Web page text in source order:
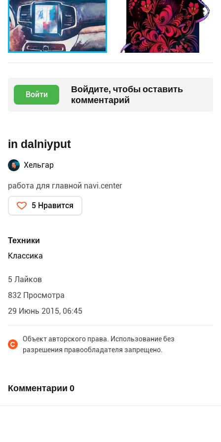
Войти
Войдите, чтобы оставить
комментарий
in dalniyput
Хельгар
работа для главной navi.center
5 Нравится
Техники
Классика
5 Лайков
832 Просмотра
29 Июнь 2015, 06:45
Объект авторского права. Использование без
разрешения правообладателя запрещено.
Комментарии 0